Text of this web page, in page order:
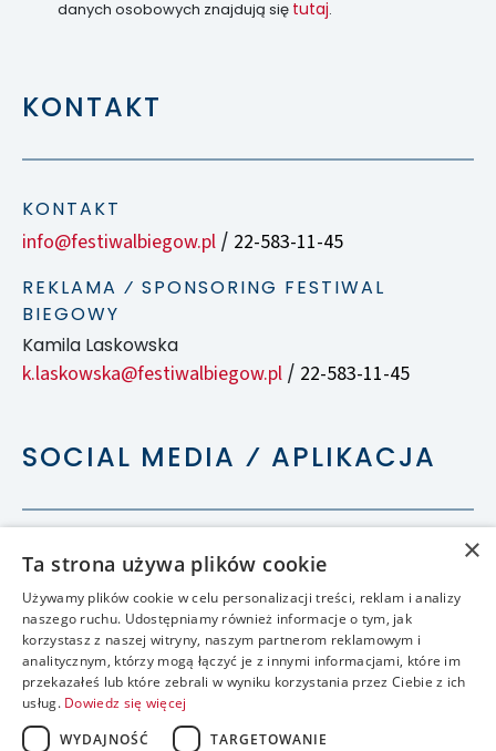
danych osobowych znajdują się tutaj.
KONTAKT
KONTAKT
info@festiwalbiegow.pl / 22-583-11-45
REKLAMA ⁄ SPONSORING FESTIWAL
BIEGOWY
Kamila Laskowska
k.laskowska@festiwalbiegow.pl / 22-583-11-45
SOCIAL MEDIA ⁄ APLIKACJA
×
Ta strona używa plików cookie
Używamy plików cookie w celu personalizacji treści, reklam i analizy
naszego ruchu. Udostępniamy również informacje o tym, jak
korzystasz z naszej witryny, naszym partnerom reklamowym i
analitycznym, którzy mogą łączyć je z innymi informacjami, które im
przekazałeś lub które zebrali w wyniku korzystania przez Ciebie z ich
usług. Dowiedz się więcej
WYDAJNOŚĆ
TARGETOWANIE